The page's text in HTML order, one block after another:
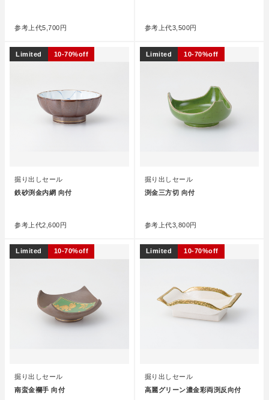
参考上代5,700円 参考上代3,500円
掘り出しセール
鉄砂渕金内網 向付
参考上代2,600円
Limited 10-70%off
掘り出しセール
渕金三方切 向付
参考上代3,800円
Limited 10-70%off
掘り出しセール
南蛮金襴手 向付
Limited 10-70%off
掘り出しセール
高麗グリーン濃金彩両渕反向付
Limited 10-70%off